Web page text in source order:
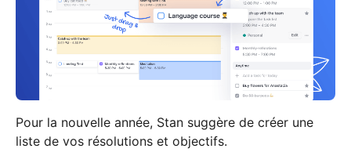
Pour la nouvelle année, Stan suggère de créer une
liste de vos résolutions et objectifs.